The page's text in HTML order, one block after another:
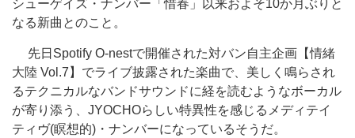
シューゲイズ・ナンバー「惜春」以来およそ10か月ぶりと
なる新曲とのこと。
先日Spotify O-nestで開催された対バン自主企画【情緒
大陸 Vol.7】でライブ披露された楽曲で、美しく鳴らされ
るテクニカルなバンドサウンドに経を読むようなボーカル
が寄り添う、JYOCHOらしい特異性を感じるメディテイ
ティヴ(瞑想的)・ナンバーになっているそうだ。